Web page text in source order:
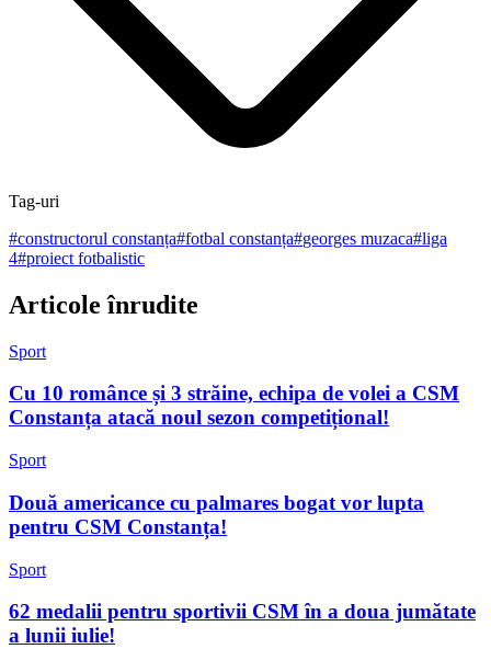
Tag-uri
#constructorul constanța#fotbal constanța#georges muzaca#liga
4#proiect fotbalistic
Articole înrudite
Sport
Cu 10 românce și 3 străine, echipa de volei a CSM
Constanța atacă noul sezon competițional!
Sport
Două americance cu palmares bogat vor lupta
pentru CSM Constanța!
Sport
62 medalii pentru sportivii CSM în a doua jumătate
a lunii iulie!